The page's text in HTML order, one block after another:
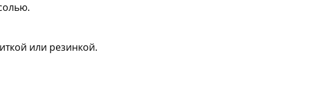
или резинкой.